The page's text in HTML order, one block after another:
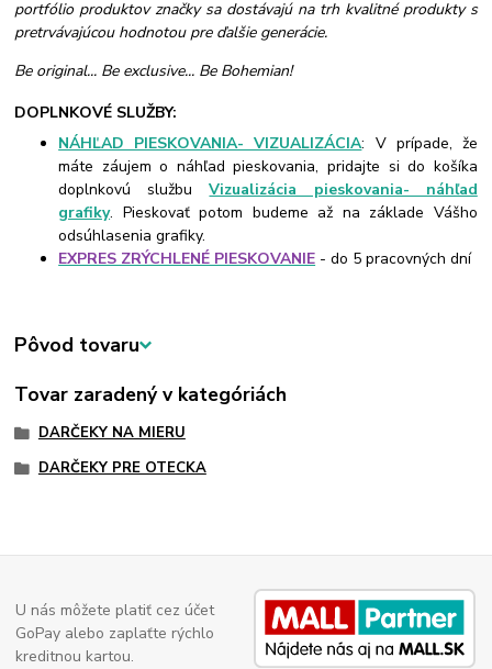
portfólio produktov značky sa dostávajú na trh kvalitné produkty s
pretrvávajúcou hodnotou pre ďalšie generácie.
Be original... Be exclusive... Be Bohemian!
DOPLNKOVÉ SLUŽBY:
NÁHĽAD PIESKOVANIA- VIZUALIZÁCIA: V prípade, že
máte záujem o náhľad pieskovania, pridajte si do košíka
doplnkovú službuVizualizácia pieskovania- náhľad
grafiky. Pieskovať potom budeme až na základe Vášho
odsúhlasenia grafiky.
EXPRES ZRÝCHLENÉ PIESKOVANIE - do 5 pracovných dní
Pôvod tovaru
Tovar zaradený v kategóriách
DARČEKY NA MIERU
DARČEKY PRE OTECKA
U nás môžete platiť cez účet
GoPay alebo zaplaťte rýchlo
kreditnou kartou.